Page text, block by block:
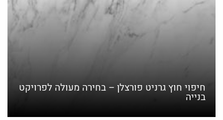
חיפוי חוץ גרניט פורצלן – בחירה מעולה לפרויקט
בנייה